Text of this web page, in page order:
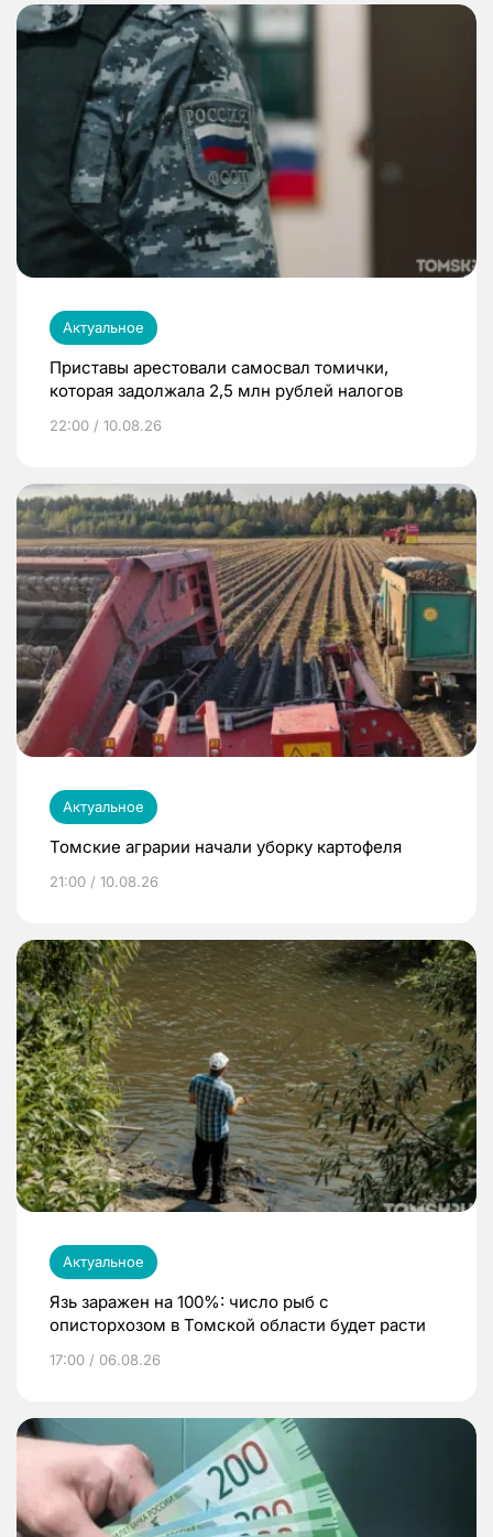
Актуальное
Приставы арестовали самосвал томички,
которая задолжала 2,5 млн рублей налогов
22:00 / 10.08.26
Актуальное
Томские аграрии начали уборку картофеля
21:00 / 10.08.26
Актуальное
Язь заражен на 100%: число рыб с
описторхозом в Томской области будет расти
17:00 / 06.08.26